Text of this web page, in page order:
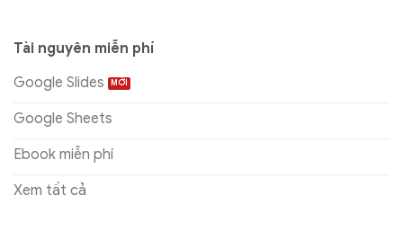
Tài nguyên miễn phí
Google Slides
Google Sheets
Ebook miễn phí
Xem tất cả